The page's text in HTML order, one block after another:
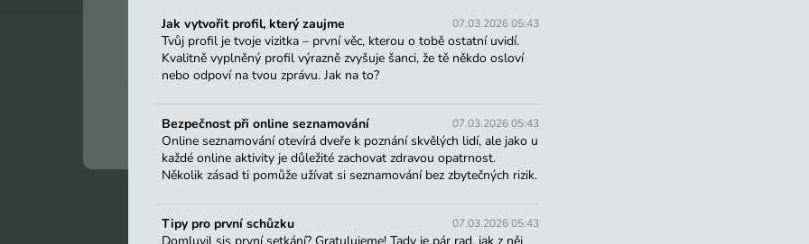
Jak vytvořit profil, který zaujme 07.03.2026 05:43
Tvůj profil je tvoje vizitka – první věc, kterou o tobě ostatní uvidí.
Kvalitně vyplněný profil výrazně zvyšuje šanci, že tě někdo osloví
nebo odpoví na tvou zprávu. Jak na to?
Bezpečnost při online seznamování 07.03.2026 05:43
Online seznamování otevírá dveře k poznání skvělých lidí, ale jako u
každé online aktivity je důležité zachovat zdravou opatrnost.
Několik zásad ti pomůže užívat si seznamování bez zbytečných rizik.
Tipy pro první schůzku 07.03.2026 05:43
Kdo Tě navštívil a komu se líbíš
Tmavý a světlý režim
Bez reklam, na které musíš čekat